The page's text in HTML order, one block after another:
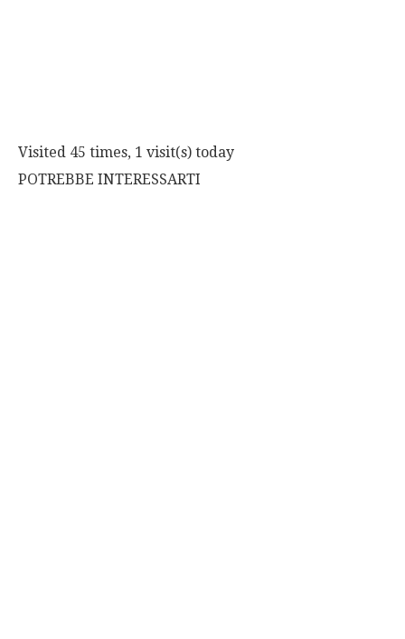
Visited 45 times, 1 visit(s) today
POTREBBE INTERESSARTI